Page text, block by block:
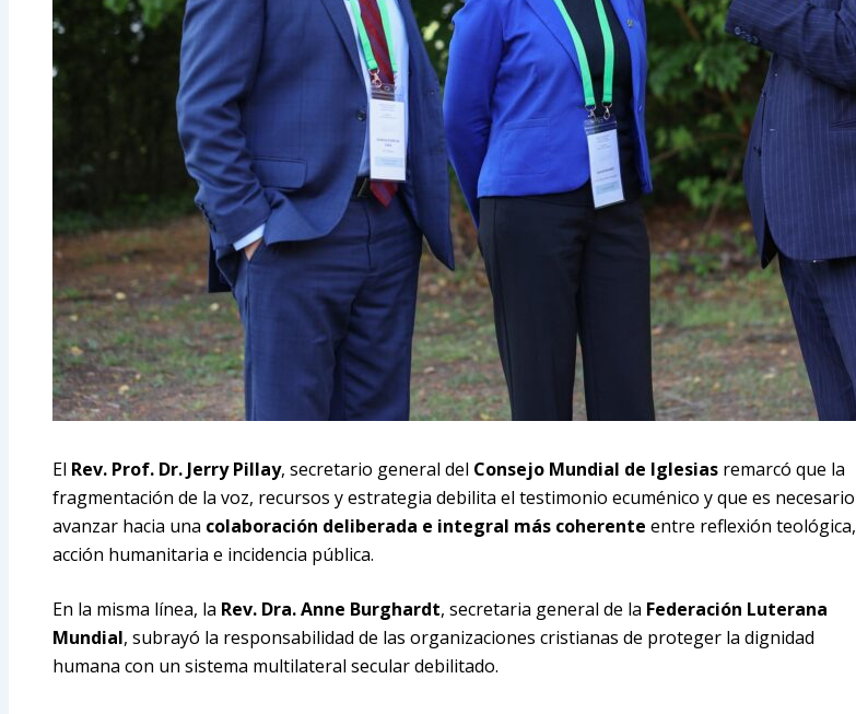
El Rev. Prof. Dr. Jerry Pillay, secretario general del Consejo Mundial de Iglesias remarcó que la
fragmentación de la voz, recursos y estrategia debilita el testimonio ecuménico y que es necesario
avanzar hacia una colaboración deliberada e integral más coherente entre reflexión teológica,
acción humanitaria e incidencia pública.
En la misma línea, la Rev. Dra. Anne Burghardt, secretaria general de la Federación Luterana
Mundial, subrayó la responsabilidad de las organizaciones cristianas de proteger la dignidad
humana con un sistema multilateral secular debilitado.